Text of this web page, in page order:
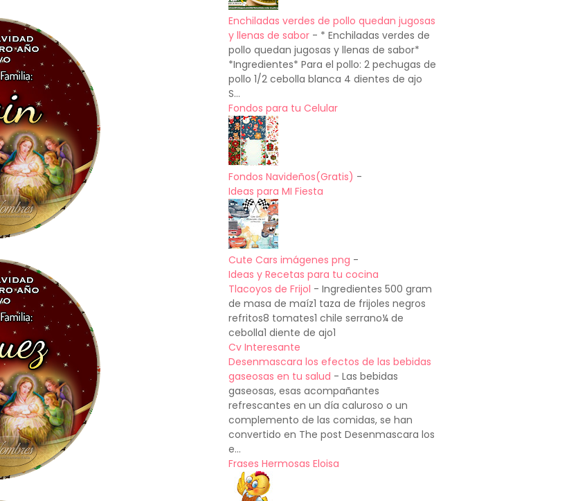
Enchiladas verdes de pollo quedan jugosas
y llenas de sabor - * Enchiladas verdes de
pollo quedan jugosas y llenas de sabor*
*Ingredientes* Para el pollo: 2 pechugas de
pollo 1/2 cebolla blanca 4 dientes de ajo
S...
Fondos para tu Celular
Fondos Navideños(Gratis) -
Ideas para MI Fiesta
Cute Cars imágenes png -
Ideas y Recetas para tu cocina
Tlacoyos de Frijol - Ingredientes 500 gram
de masa de maíz1 taza de frijoles negros
refritos8 tomates1 chile serrano¼ de
cebolla1 diente de ajo1
Cv Interesante
Desenmascara los efectos de las bebidas
gaseosas en tu salud - Las bebidas
gaseosas, esas acompañantes
refrescantes en un día caluroso o un
complemento de las comidas, se han
convertido en The post Desenmascara los
e...
Frases Hermosas Eloisa